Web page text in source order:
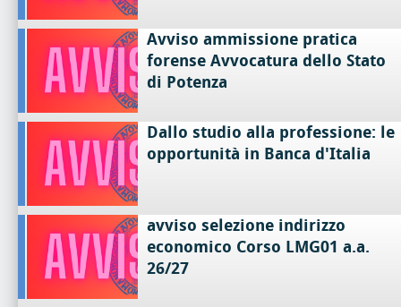
Avviso ammissione pratica
forense Avvocatura dello Stato
di Potenza
Dallo studio alla professione: le
opportunità in Banca d'Italia
avviso selezione indirizzo
economico Corso LMG01 a.a.
26/27